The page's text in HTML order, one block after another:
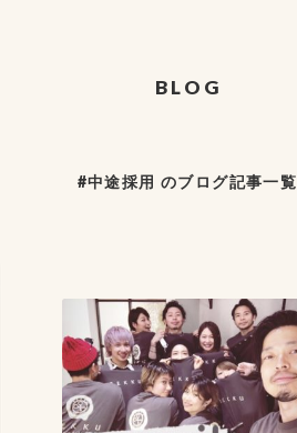
BLOG
#中途採用 のブログ記事一覧